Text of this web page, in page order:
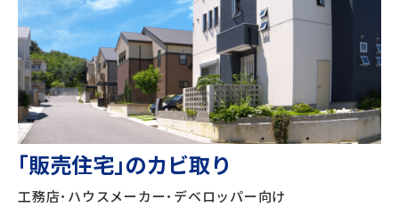
｢販売住宅｣のカビ取り
工務店･ハウスメーカー･デベロッパー向け